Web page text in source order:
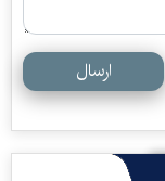
ارسال